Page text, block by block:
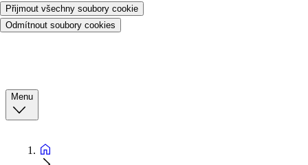
Přijmout všechny soubory cookie
Odmítnout soubory cookies
Menu